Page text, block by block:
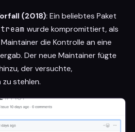
(2018): Ein beliebtes Paket
wurde kompromittiert, als
die Kontrolle an eine
Der neue Maintainer fügte
der versuchte,
stehlen.